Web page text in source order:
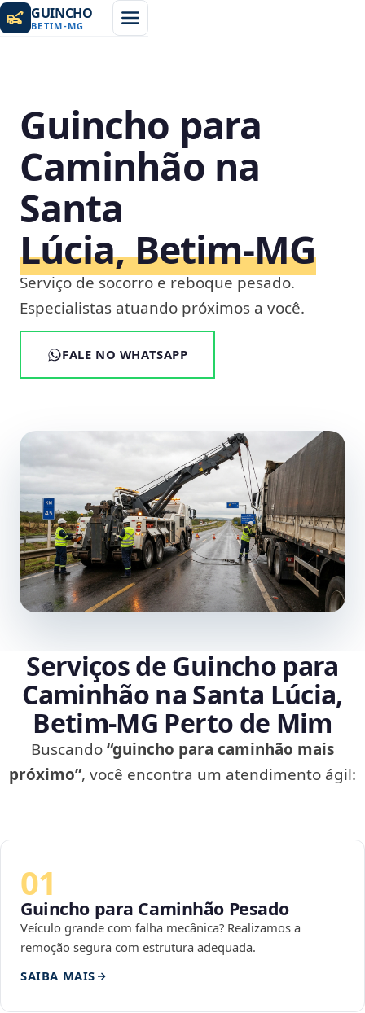
GUINCHO
BETIM-MG
Guincho para
Caminhão na
Santa
Lúcia, Betim‑MG
Serviço de socorro e reboque pesado.
Especialistas atuando próximos a você.
FALE NO WHATSAPP
Serviços de Guincho para
Caminhão na Santa Lúcia,
Betim‑MG Perto de Mim
Buscando“guincho para caminhão mais
próximo”, você encontra um atendimento ágil:
01
Guincho para Caminhão Pesado
Veículo grande com falha mecânica? Realizamos a
remoção segura com estrutura adequada.
SAIBA MAIS